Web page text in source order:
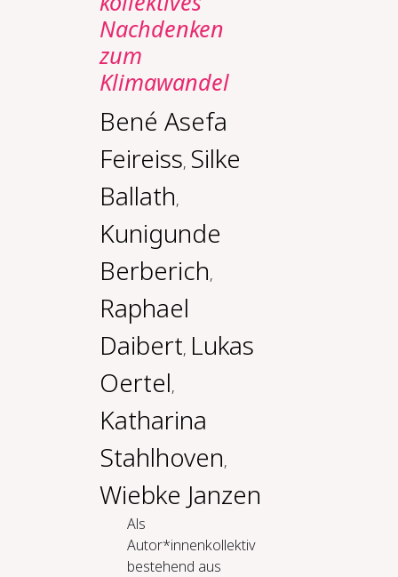
Nachdenken
zum
Klimawandel
Bené Asefa
Feireiss, Silke
Ballath,
Kunigunde
Berberich,
Raphael
Daibert, Lukas
Oertel,
Katharina
Stahlhoven,
Wiebke Janzen
Als
Autor*innenkollektiv
bestehend aus